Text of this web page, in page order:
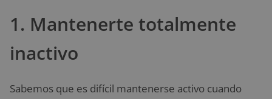
1. Mantenerte totalmente
inactivo
Sabemos que es difícil mantenerse activo cuando